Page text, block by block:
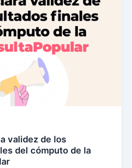
validez de los
del cómputo de la